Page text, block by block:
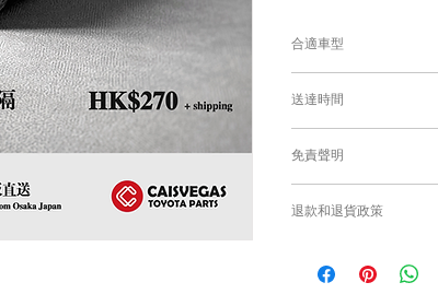
合適車型
送達時間
零件均從車廠或供應
需時感謝您的耐心等
免責聲明
或退貨/換貨。付款前
錯誤訂購的零件，
根據零件的庫存
退款和退貨政策